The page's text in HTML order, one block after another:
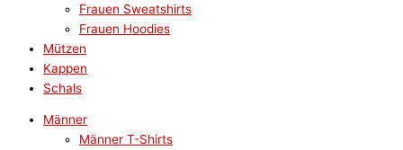
Frauen Sweatshirts
Frauen Hoodies
Mützen
Kappen
Schals
Männer
Männer T-Shirts